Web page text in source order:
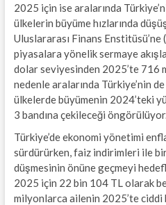
2025 için ise aralarında
ülkelerin büyüme hızlarında
Uluslararası Finans
piyasalara yönelik sermaye
dolar seviyesinden 2025’te 716
nedenle aralarında Türkiye’nin
ülkelerde büyümenin 2024’teki
3 bandına çekileceği
Türkiye’de ekonomi yönetimi
sürdürürken, faiz indirimleri ile
düşmesinin önüne geçmeyi
2025 için 22 bin 104 TL olarak
milyonlarca ailenin 2025’te ciddi